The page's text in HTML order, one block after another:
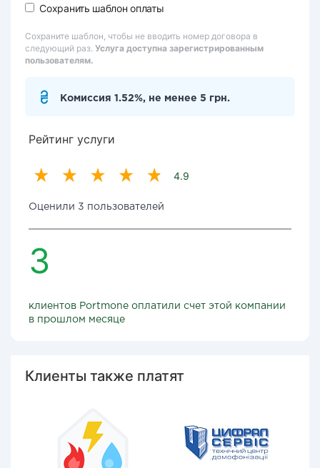
Сохранить шаблон оплаты
Сохраните шаблон, чтобы не вводить номер договора в
следующий раз. Услуга доступна зарегистрированным
пользователям.
Комиссия 1.52%, не менее 5 грн.
Рейтинг услуги
4.9
Оценили 3 пользователей
3
клиентов Portmone оплатили счет этой компании
в прошлом месяце
Клиенты также платят